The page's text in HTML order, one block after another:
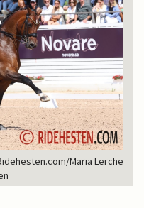
Maria Lerche